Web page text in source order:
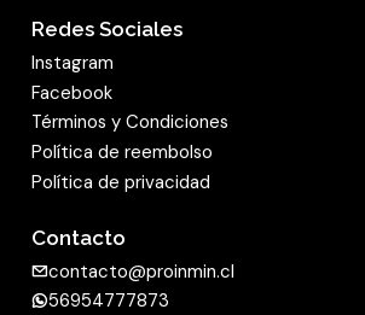
Redes Sociales
Instagram
Facebook
Términos y Condiciones
Política de reembolso
Política de privacidad
Contacto
contacto@proinmin.cl
56954777873